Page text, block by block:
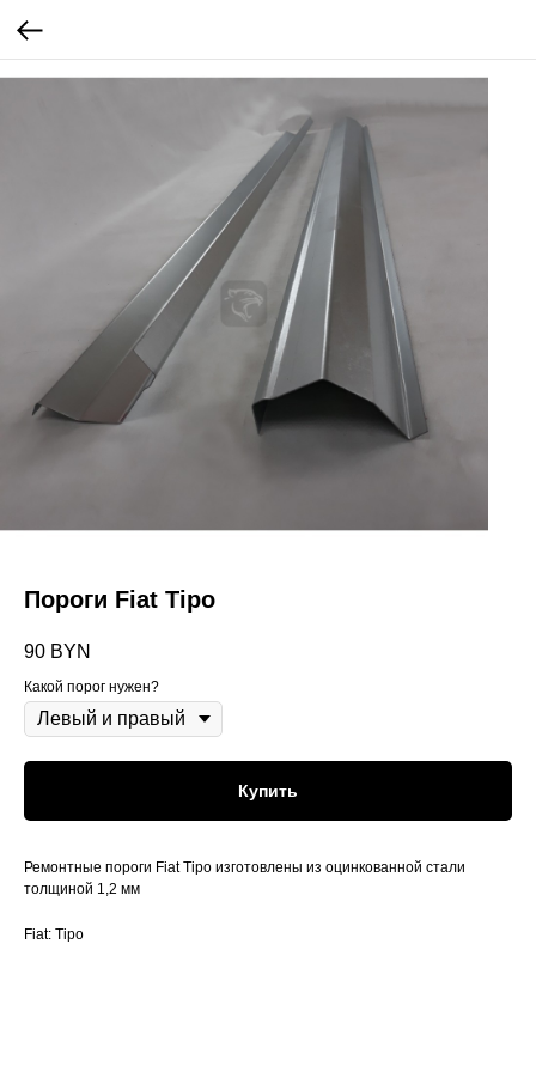
Пороги Fiat Tipo
90 BYN
Какой порог нужен?
Купить
Ремонтные пороги Fiat Tipo изготовлены из оцинкованной стали
толщиной 1,2 мм
Fiat: Tipo